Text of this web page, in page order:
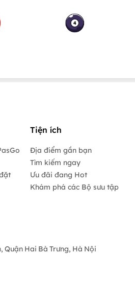
Tiện ích
Địa điểm gần bạn
Tìm kiếm ngay
Ưu đãi đang Hot
Khám phá các Bộ sưu tập
Quận Hai Bà Trưng, Hà Nội